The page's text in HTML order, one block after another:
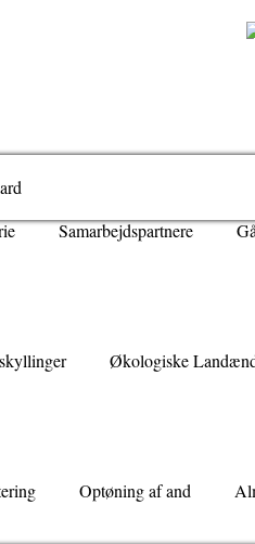
Samarbejdspartnere
Økologiske
Optøning af and